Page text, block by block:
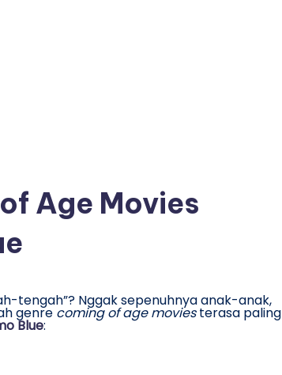
Age Movies
tengah”? Nggak sepenuhnya anak-anak,
genre coming of age moviesterasa paling
Blue: